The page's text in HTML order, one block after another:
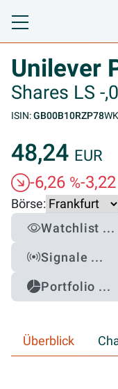
Toggle navigation
Unilever
Shares LS -
ISIN:GB00B10RZP78
48,24 EUR
-6,26 %-3,22
Börse:
Watchlist ...
Signale ...
Portfolio ...
Überblick